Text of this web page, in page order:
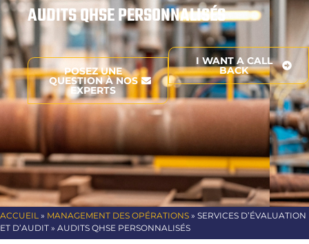
AUDITS QHSE PERSONNALISÉS
POSEZ UNE
QUESTION À NOS
EXPERTS
I WANT A CALL
BACK
ACCUEIL » MANAGEMENT DES OPÉRATIONS » SERVICES D’ÉVALUATION
ET D’AUDIT » AUDITS QHSE PERSONNALISÉS